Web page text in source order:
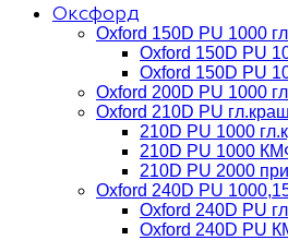
Оксфорд
Oxford 150D PU 1000
Oxford 150D PU
Oxford 150D PU
Oxford 200D PU 1000
Oxford 210D PU
210D PU 1000
210D PU 1000
210D PU 2000
Oxford 240D PU
Oxford 240D PU
Oxford 240D PU